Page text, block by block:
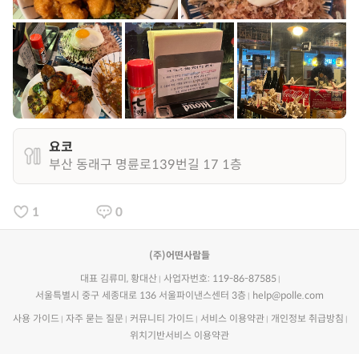
요코
부산 동래구 명륜로139번길 17 1층
1 0
(주)어떤사람들
대표 김류미, 황대산
사업자번호: 119-86-87585
서울특별시 중구 세종대로 136 서울파이낸스센터 3층
help@polle.com
사용 가이드 자주 묻는 질문 커뮤니티 가이드 서비스 이용약관
개인정보 취급방침
위치기반서비스 이용약관